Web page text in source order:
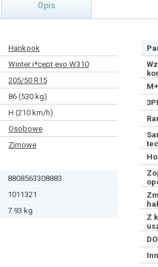
Opis
Hankook
Winter i*cept evo W310
205/50 R15
86 (530 kg)
H (210 km/h)
Osobowe
Zimowe
8808563308883
1011321
7.93 kg
Z